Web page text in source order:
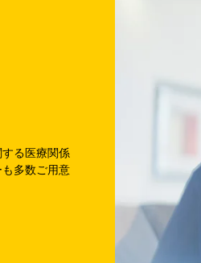
る医療関係
多数ご用意